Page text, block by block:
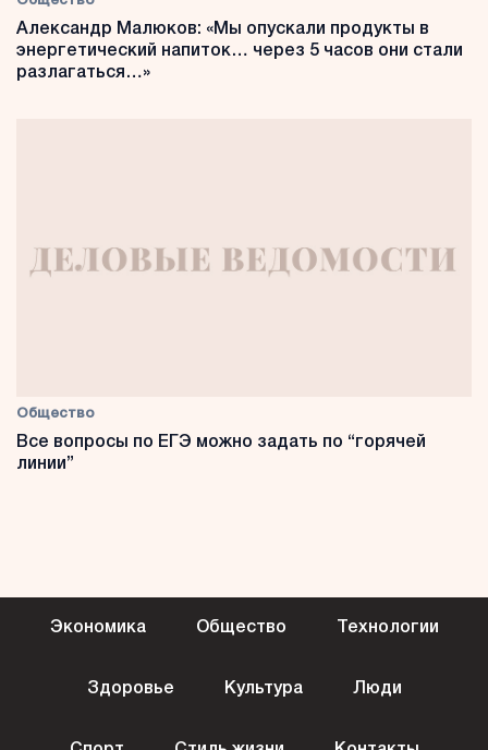
Александр Малюков: «Мы опускали продукты в
энергетический напиток… через 5 часов они стали
разлагаться…»
Общество
Все вопросы по ЕГЭ можно задать по “горячей
линии”
Экономика Общество Технологии
Здоровье Культура Люди